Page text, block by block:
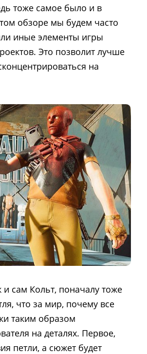
тоже самое было и в
обзоре мы будем часто
иные элементы игры
Это позволит лучше
на
и сам Кольт, поначалу тоже
что за мир, почему все
таким образом
на деталях. Первое,
петли, а сюжет будет